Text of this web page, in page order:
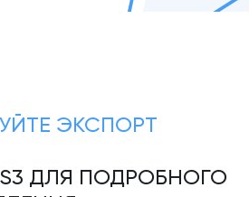
ЭКСПОРТ
S3 ДЛЯ ПОДРОБНОГО